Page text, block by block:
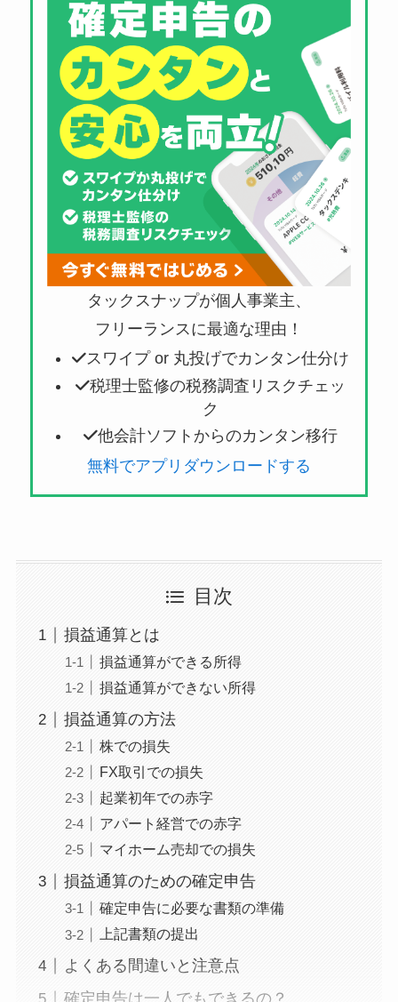
タックスナップが個人事業主、
フリーランスに最適な理由！
スワイプ or 丸投げでカンタン仕分け
税理士監修の税務調査リスクチェッ
ク
他会計ソフトからのカンタン移行
無料でアプリダウンロードする
目次
損益通算とは
損益通算ができる所得
損益通算ができない所得
損益通算の方法
株での損失
FX取引での損失
起業初年での赤字
アパート経営での赤字
マイホーム売却での損失
損益通算のための確定申告
確定申告に必要な書類の準備
上記書類の提出
よくある間違いと注意点